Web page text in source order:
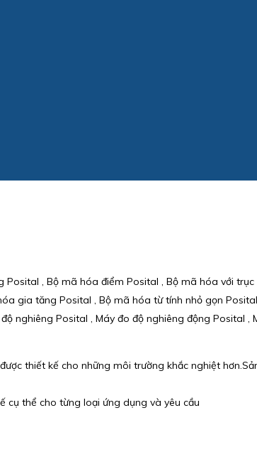
, Bộ mã hóa điểm Posital , Bộ mã hóa với
gia tăng Posital , Bộ mã hóa từ tính nhỏ gọn
nghiêng Posital , Máy đo độ nghiêng động Posital ,
thiết kế cho những môi trường khắc nghiệt
cụ thể cho từng loại ứng dụng và yêu cầu